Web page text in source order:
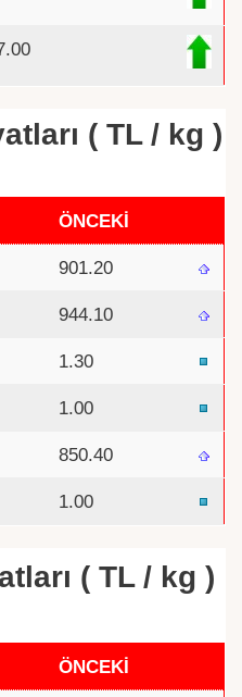
( TL / kg )
ÖNCEKİ
901.20
944.10
1.30
1.00
850.40
1.00
( TL / kg )
ÖNCEKİ